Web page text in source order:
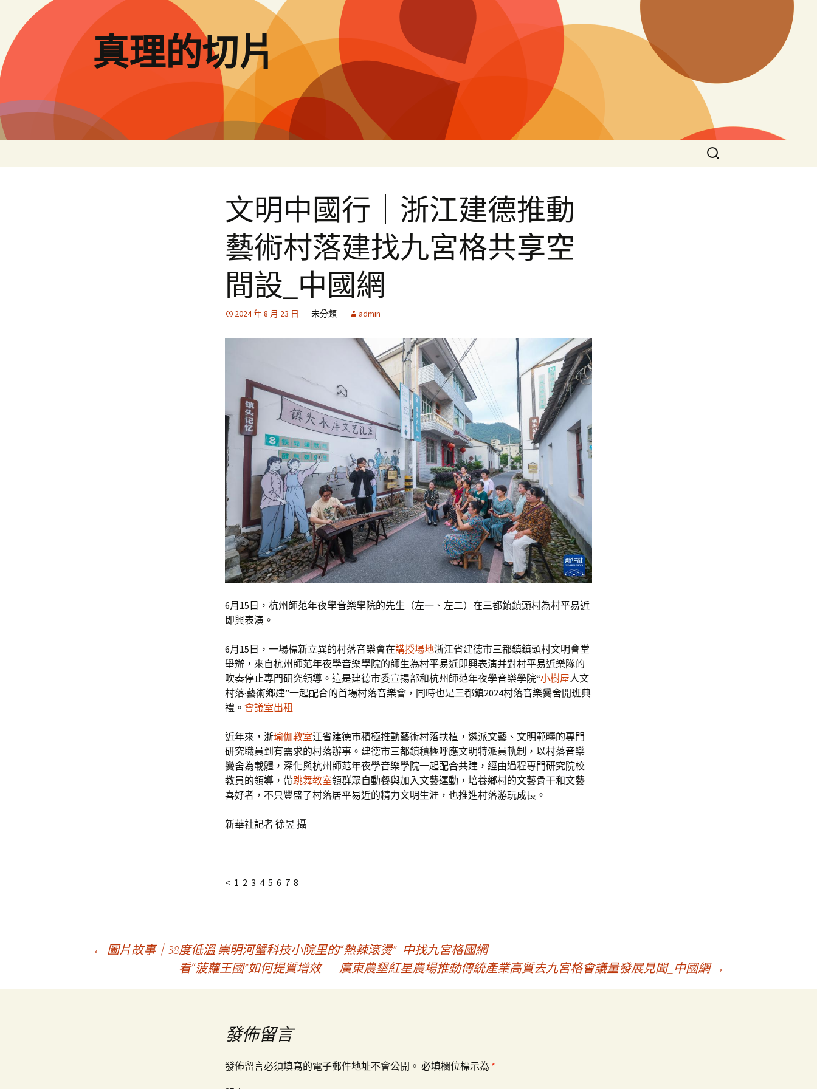
要
內
容
真理的切片
搜
尋
文明中國行｜浙江建德推動
藝術村落建找九宮格共享空
間設_中國網
2024 年 8 月 23 日 未分類 admin
6月15日，杭州師范年夜學音樂學院的先生（左一、左二）在三都鎮鎮頭村為村平易近
即興表演。
6月15日，一場標新立異的村落音樂會在講授場地浙江省建德市三都鎮鎮頭村文明會堂
舉辦，來自杭州師范年夜學音樂學院的師生為村平易近即興表演并對村平易近樂隊的
吹奏停止專門研究領導。這是建德市委宣揚部和杭州師范年夜學音樂學院“小樹屋人文
村落·藝術鄉建”一起配合的首場村落音樂會，同時也是三都鎮2024村落音樂黌舍開班典
禮。 會議室出租
近年來，浙瑜伽教室江省建德市積極推動藝術村落扶植，遴派文藝、文明範疇的專門
研究職員到有需求的村落辦事。建德市三都鎮積極呼應文明特派員軌制，以村落音樂
黌舍為載體，深化與杭州師范年夜學音樂學院一起配合共建，經由過程專門研究院校
教員的領導，帶跳舞教室領群眾自動餐與加入文藝運動，培養鄉村的文藝骨干和文藝
喜好者，不只豐盛了村落居平易近的精力文明生涯，也推進村落游玩成長。
新華社記者 徐昱 攝
< 1 2 3 4 5 6 7 8
章
← 圖片故事｜38度低溫 崇明河蟹科技小院里的“熱辣滾燙”_中找九宮格國網
看“菠蘿王國”如何提質增效——廣東農墾紅星農場推動傳統產業高質去九宮格會議量發展見聞_中國網 →
發佈留言
發佈留言必須填寫的電子郵件地址不會公開。 必填欄位標示為 *